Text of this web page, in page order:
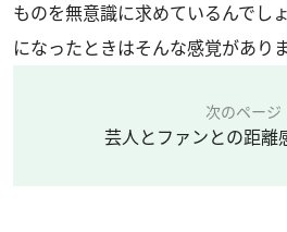
ものを無意識に求めているんでし
になったときはそんな感覚がありま
次のページ
芸人とファンとの距離